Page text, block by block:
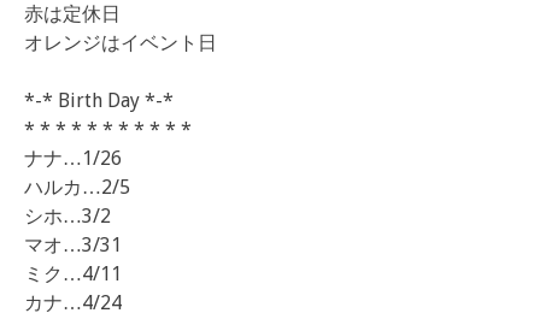
赤は定休日
オレンジはイベント日
*-* Birth Day *-*
* * * * * * * * * * *
ナナ…1/26
ハルカ…2/5
シホ…3/2
マオ…3/31
ミク…4/11
カナ…4/24